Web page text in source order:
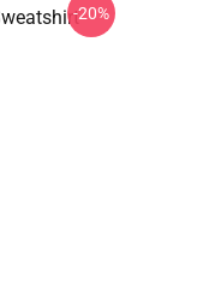
-20%